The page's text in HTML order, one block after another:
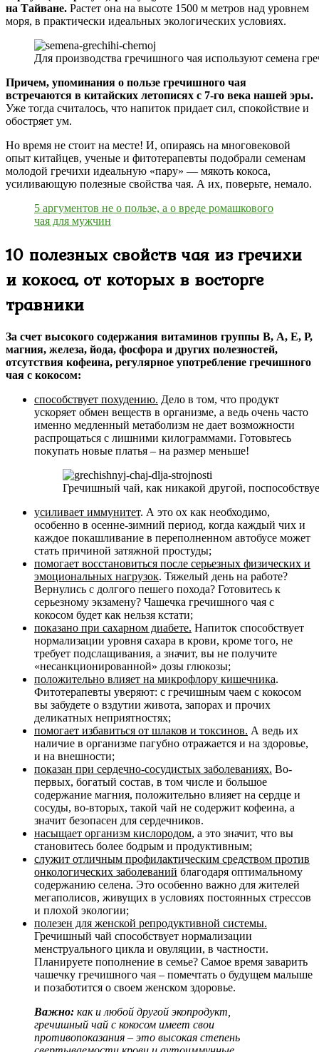
на Тайване. Растет она на высоте 1500 м метров над уровнем
моря, в практически идеальных экологических условиях.
Для производства гречишного чая используют семена
Причем, упоминания о пользе гречишного чая
встречаются в китайских летописях с 7-го века нашей эры.
Уже тогда считалось, что напиток придает сил, спокойствие и
обостряет ум.
Но время не стоит на месте! И, опираясь на многовековой
опыт китайцев, ученые и фитотерапевты подобрали семенам
молодой гречихи идеальную «пару» — мякоть кокоса,
усиливающую полезные свойства чая. А их, поверьте, немало.
5 аргументов не о пользе, а о вреде ромашкового
чая для мужчин
10 полезных свойств чая из гречихи
и кокоса, от которых в восторге
травники
За счет высокого содержания витаминов группы В, А, Е, Р,
магния, железа, йода, фосфора и других полезностей,
отсутствия кофеина, регулярное употребление гречишного
чая с кокосом:
способствует похудению. Дело в том, что продукт
ускоряет обмен веществ в организме, а ведь очень часто
именно медленный метаболизм не дает возможности
распрощаться с лишними килограммами. Готовьтесь
покупать новые платья – на размер меньше!
Гречишный чай, как никакой другой,
усиливает иммунитет. А это ох как необходимо,
особенно в осенне-зимний период, когда каждый чих и
каждое покашливание в переполненном автобусе может
стать причиной затяжной простуды;
помогает восстановиться после серьезных физических и
эмоциональных нагрузок. Тяжелый день на работе?
Вернулись с долгого пешего похода? Готовитесь к
серьезному экзамену? Чашечка гречишного чая с
кокосом будет как нельзя кстати;
показано при сахарном диабете. Напиток способствует
нормализации уровня сахара в крови, кроме того, не
требует подслащивания, а значит, вы не получите
«несанкционированной» дозы глюкозы;
положительно влияет на микрофлору кишечника.
Фитотерапевты уверяют: с гречишным чаем с кокосом
вы забудете о вздутии живота, запорах и прочих
деликатных неприятностях;
помогает избавиться от шлаков и токсинов. А ведь их
наличие в организме пагубно отражается и на здоровье,
и на внешности;
показан при сердечно-сосудистых заболеваниях. Во-
первых, богатый состав, в том числе и большое
содержание магния, положительно влияет на сердце и
сосуды, во-вторых, такой чай не содержит кофеина, а
значит безопасен для сердечников.
насыщает организм кислородом, а это значит, что вы
становитесь более бодрым и продуктивным;
служит отличным профилактическим средством против
онкологических заболеваний благодаря оптимальному
содержанию селена. Это особенно важно для жителей
мегаполисов, живущих в условиях постоянных стрессов
и плохой экологии;
полезен для женской репродуктивной системы.
Гречишный чай способствует нормализации
менструального цикла и овуляции, в частности.
Планируете пополнение в семье? Самое время заварить
чашечку гречишного чая – помечтать о будущем малыше
и позаботится о своем женском здоровье.
Важно: как и любой другой экопродукт,
гречишный чай с кокосом имеет свои
противопоказания – это высокая степень